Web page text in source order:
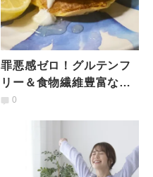
罪悪感ゼロ！グルテンフ
リー＆食物繊維豊富な腸
活オートミールパンケー
0